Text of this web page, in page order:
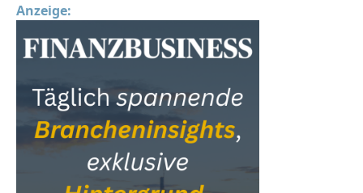
Anzeige: